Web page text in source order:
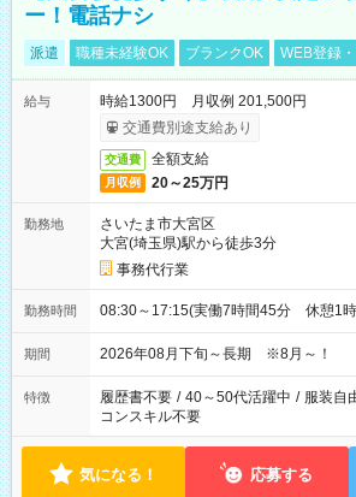
ー！電話ナシ
派遣 職種未経験OK ブランクOK WEB登録
給与
時給1300円 月収例 201,500円
交通費別途支給あり
交通費 全額支給
月収例 20～25万円
勤務地
さいたま市大宮区
大宮(埼玉県)駅から徒歩3分
事務代行業
勤務時間 08:30～17:15(実働7時間45分 休憩1
期間 2026年08月下旬～長期 ※8月～！
特徴 履歴書不要 / 40～50代活躍中 / 服装自
コンスキル不要
気になる！ 応募する